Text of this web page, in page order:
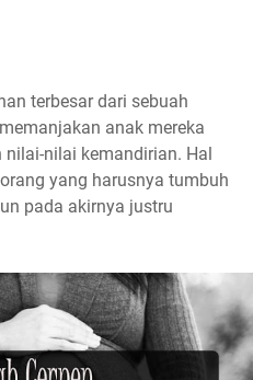
terbesar dari sebuah
anak mereka
nilai kemandirian. Hal
yang harusnya tumbuh
pada akirnya justru